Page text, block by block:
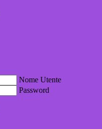
Nome Utente
Password